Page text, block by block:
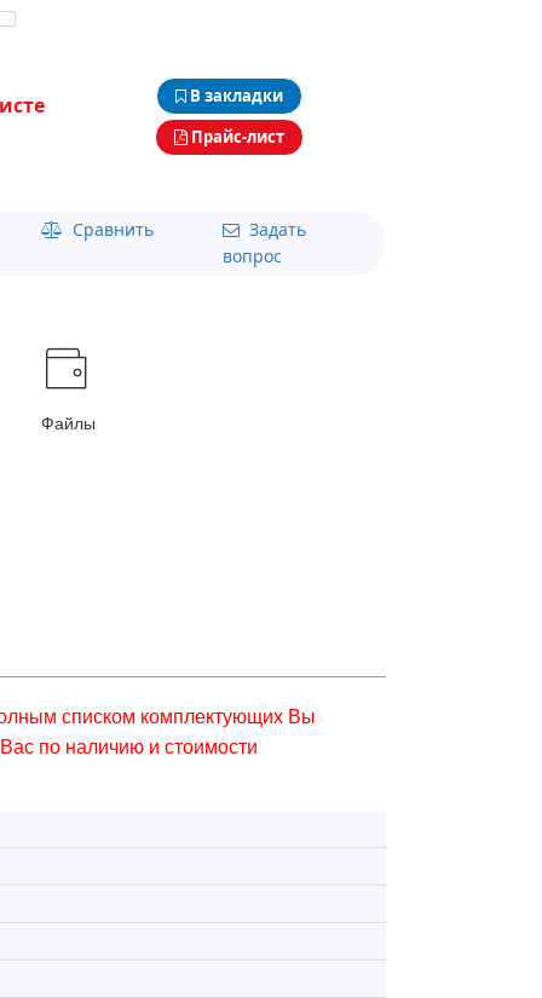
В закладки
Прайс-лист
Сравнить
Задать
вопрос
Файлы
списком комплектующих Вы
по наличию и стоимости